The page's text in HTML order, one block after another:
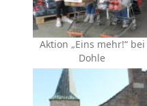
Aktion „Eins mehr!“ bei
Dohle